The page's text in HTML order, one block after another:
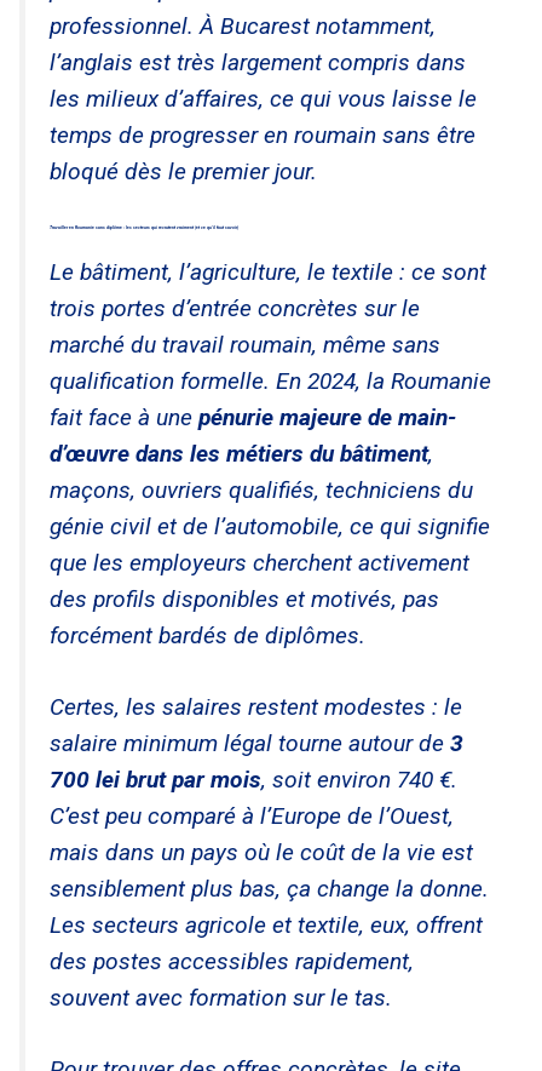
professionnel. À Bucarest notamment,
l’anglais est très largement compris dans
les milieux d’affaires, ce qui vous laisse le
temps de progresser en roumain sans être
bloqué dès le premier jour.
Travailler en Roumanie sans diplôme : les secteurs qui recrutent vraiment (et ce qu’il faut savoir)
Le bâtiment, l’agriculture, le textile : ce sont
trois portes d’entrée concrètes sur le
marché du travail roumain, même sans
qualification formelle. En 2024, la Roumanie
fait face à une pénurie majeure de main-
d’œuvre dans les métiers du bâtiment,
maçons, ouvriers qualifiés, techniciens du
génie civil et de l’automobile, ce qui signifie
que les employeurs cherchent activement
des profils disponibles et motivés, pas
forcément bardés de diplômes.
Certes, les salaires restent modestes : le
salaire minimum légal tourne autour de 3
700 lei brut par mois, soit environ 740 €.
C’est peu comparé à l’Europe de l’Ouest,
mais dans un pays où le coût de la vie est
sensiblement plus bas, ça change la donne.
Les secteurs agricole et textile, eux, offrent
des postes accessibles rapidement,
souvent avec formation sur le tas.